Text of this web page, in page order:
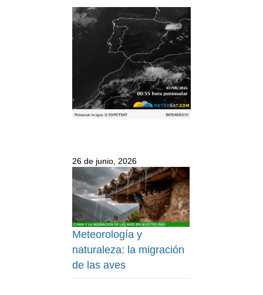
26 de junio, 2026
Meteorología y
naturaleza: la migración
de las aves